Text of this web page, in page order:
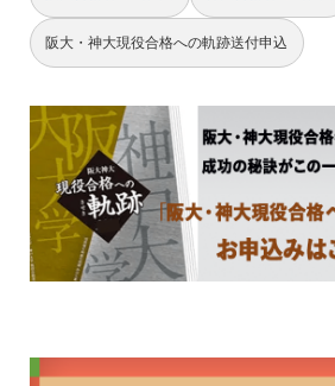
阪大・神大現役合格への軌跡送付申込